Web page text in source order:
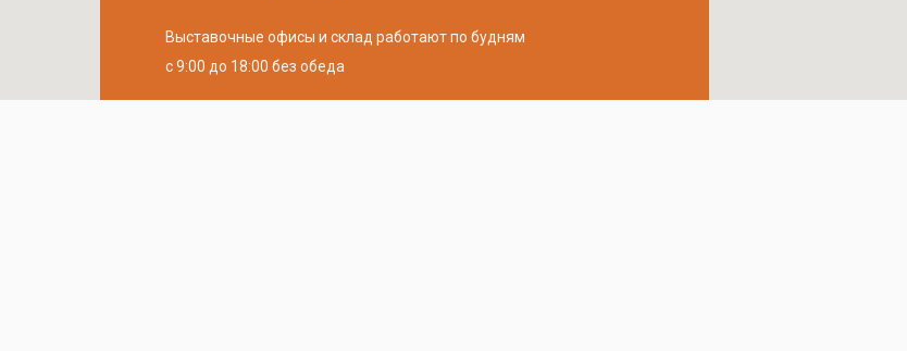
Выставочные офисы и склад работают по будням
с 9:00 до 18:00 без обеда